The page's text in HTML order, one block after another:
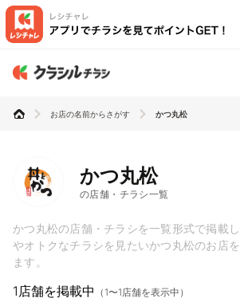
お店の名前からさがす かつ丸松
かつ丸松
の店舗・チラシ一覧
かつ丸松の店舗・チラシを一覧形式で掲載
やオトクなチラシを見たいかつ丸松のお店
ます。
1店舗を掲載中 （1〜1店舗を表示中）